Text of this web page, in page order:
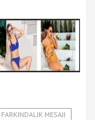
MESAJI